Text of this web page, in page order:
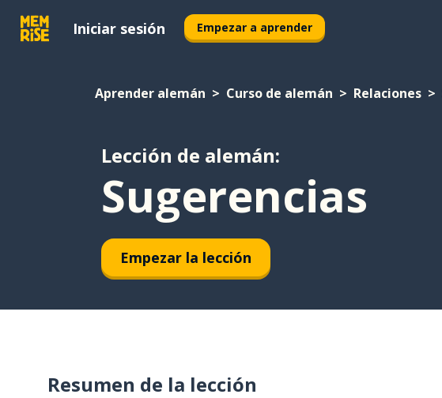
Iniciar sesión Empezar a aprender
Aprender alemán Curso de alemán Relaciones
Lección de alemán:
Sugerencias
Empezar la lección
Resumen de la lección